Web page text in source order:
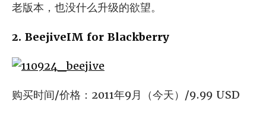
老版本，也没什么升级的欲望。
2. BeejiveIM for Blackberry
购买时间/价格：2011年9月（今天）/9.99 USD